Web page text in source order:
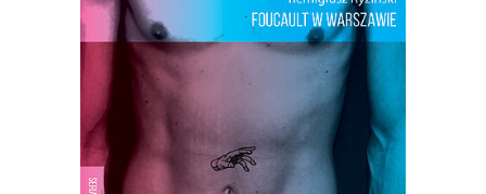
wychodzi albo przyjmuje u siebie. Ilu
mężczyzn składało o nim raporty? Na ilu
SB zbierała informacje? […]
36.00 18.00zł
E-BOOK DO KOSZYKA